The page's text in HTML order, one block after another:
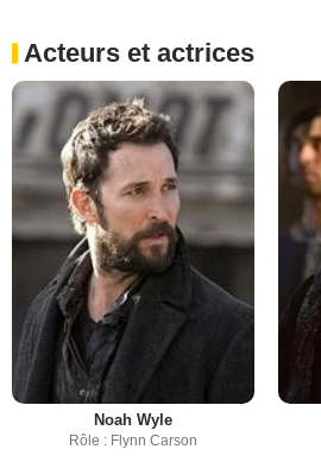
Acteurs et actrices
Noah Wyle
Rôle : Flynn Carson